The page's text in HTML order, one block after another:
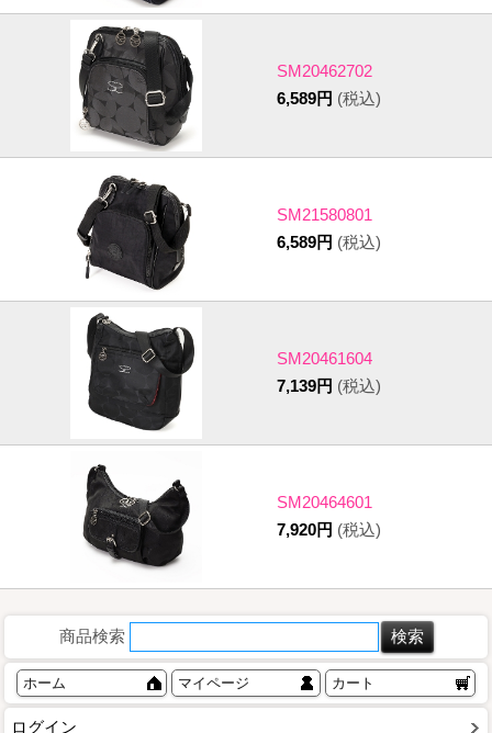
SM20462702
6,589円 (税込)
SM21580801
6,589円 (税込)
SM20461604
7,139円 (税込)
SM20464601
7,920円 (税込)
商品検索
ホーム マイページ カート
ログイン